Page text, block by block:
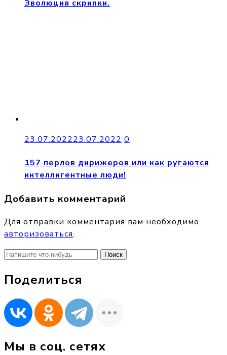
Эволюция скрипки.
23.07.202223.07.2022 0
157 перлов дирижеров или как ругаются
интеллигентные люди!
Добавить комментарий
Для отправки комментария вам необходимо
авторизоваться.
Найти:
Поделиться
Мы в соц. сетях